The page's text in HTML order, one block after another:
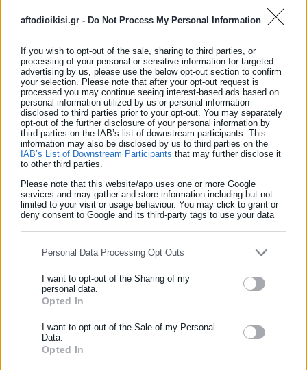
aftodioikisi.gr - Do Not Process My Personal Information
If you wish to opt-out of the sale, sharing to third parties, or
processing of your personal or sensitive information for targeted
advertising by us, please use the below opt-out section to confirm
your selection. Please note that after your opt-out request is
processed you may continue seeing interest-based ads based on
personal information utilized by us or personal information
disclosed to third parties prior to your opt-out. You may separately
opt-out of the further disclosure of your personal information by
third parties on the IAB’s list of downstream participants. This
information may also be disclosed by us to third parties on the
IAB’s List of Downstream Participants that may further disclose it
to other third parties.
Please note that this website/app uses one or more Google
services and may gather and store information including but not
limited to your visit or usage behaviour. You may click to grant or
deny consent to Google and its third-party tags to use your data
Personal Data Processing Opt Outs
I want to opt-out of the Sharing of my
personal data.
Opted In
I want to opt-out of the Sale of my Personal
Data.
Opted In
03.06.2026 | 06:00
Ο καιρός σήμερα 3 Ιουνίου
03.06.2025 | 07:00
Εορτολόγιο: Ποιοι γιορτάζουν σήμερα, 3 Ιουνίου
Εκκλησίας της Κωνσταντινουπόλεως (10ος μ.Χ. αι.) και
μέχρι τις σύγχρονες εκδόσεις […]
ΕΓΓΡΑΦΗ NEWSLETTER
Αυτοδιοίκησης, της δημόσιας διοίκησης, της εργασίας, της
ασφάλισης αλλά και γενικότερης επικαιρότητας από την Ελλάδα